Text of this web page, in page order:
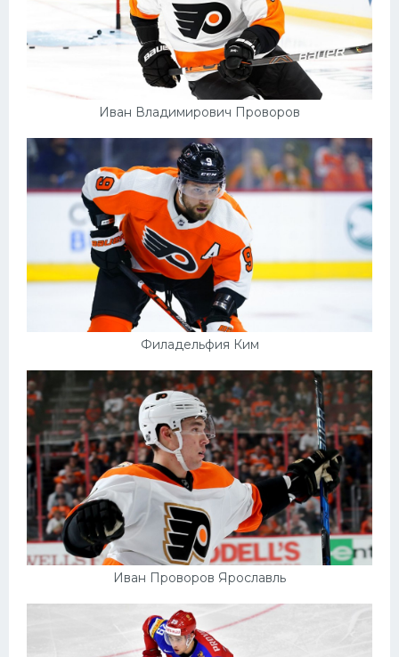
Иван Владимирович Проворов
Филадельфия Ким
Иван Проворов Ярославль